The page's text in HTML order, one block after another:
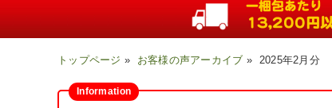
トップページ » お客様の声アーカイブ » 2025年2月分